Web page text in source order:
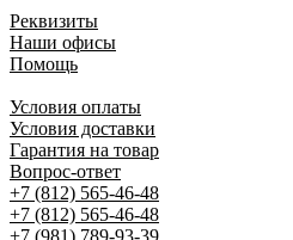
Реквизиты
Наши офисы
Помощь
Условия оплаты
Условия доставки
Гарантия на товар
Вопрос-ответ
+7 (812) 565-46-48
+7 (812) 565-46-48
+7 (981) 789-93-39